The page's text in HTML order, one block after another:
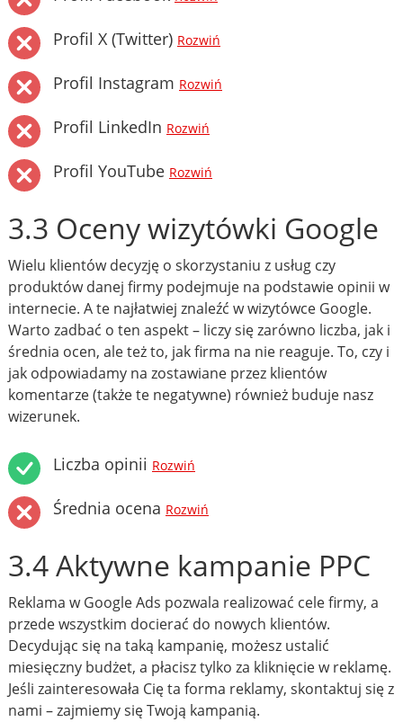
Profil X (Twitter) Rozwiń
Profil Instagram Rozwiń
Profil LinkedIn Rozwiń
Profil YouTube Rozwiń
3.3 Oceny wizytówki Google
Wielu klientów decyzję o skorzystaniu z usług czy
produktów danej firmy podejmuje na podstawie opinii w
internecie. A te najłatwiej znaleźć w wizytówce Google.
Warto zadbać o ten aspekt – liczy się zarówno liczba, jak i
średnia ocen, ale też to, jak firma na nie reaguje. To, czy i
jak odpowiadamy na zostawiane przez klientów
komentarze (także te negatywne) również buduje nasz
wizerunek.
Liczba opinii Rozwiń
Średnia ocena Rozwiń
3.4 Aktywne kampanie PPC
Reklama w Google Ads pozwala realizować cele firmy, a
przede wszystkim docierać do nowych klientów.
Decydując się na taką kampanię, możesz ustalić
miesięczny budżet, a płacisz tylko za kliknięcie w reklamę.
Jeśli zainteresowała Cię ta forma reklamy, skontaktuj się z
nami – zajmiemy się Twoją kampanią.